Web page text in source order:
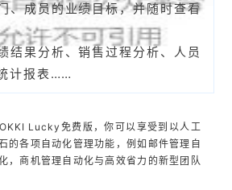
、成员的业绩目标，并随时查看
结果分析、销售过程分析、人员
计报表 ……
Lucky免费版，你可以享受到以人工
的各项自动化管理功能，例如邮件管理自
，商机管理自动化与高效省力的新型团队